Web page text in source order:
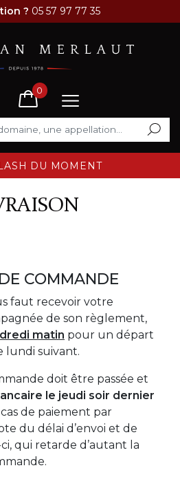
? 05 57 97 77 35
0
DU MOMENT
COMMANDE
faut recevoir votre
de son règlement,
matin pour un départ
lundi suivant.
doit être passée et
le jeudi soir dernier
de paiement par
du délai d’envoi et de
qui retarde d’autant la